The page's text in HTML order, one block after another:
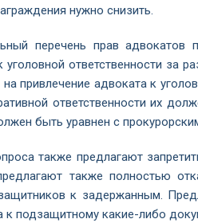
нужно снизить.
перечень прав адвокатов
уголовной ответственности за
привлечение адвоката к
ответственности их
быть уравнен с
также предлагают
также полностью
к задержанным.
к подзащитному какие-либо